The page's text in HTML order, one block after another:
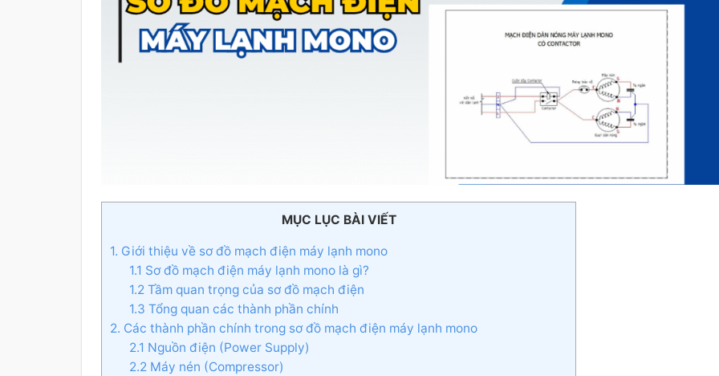
MỤC LỤC BÀI VIẾT
1. Giới thiệu về sơ đồ mạch điện máy lạnh mono
1.1 Sơ đồ mạch điện máy lạnh mono là gì?
1.2 Tầm quan trọng của sơ đồ mạch điện
1.3 Tổng quan các thành phần chính
2. Các thành phần chính trong sơ đồ mạch điện máy lạnh mono
2.1 Nguồn điện (Power Supply)
2.2 Máy nén (Compressor)